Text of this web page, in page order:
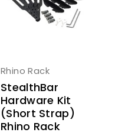
Rhino Rack
StealthBar
Hardware Kit
(Short Strap)
Rhino Rack